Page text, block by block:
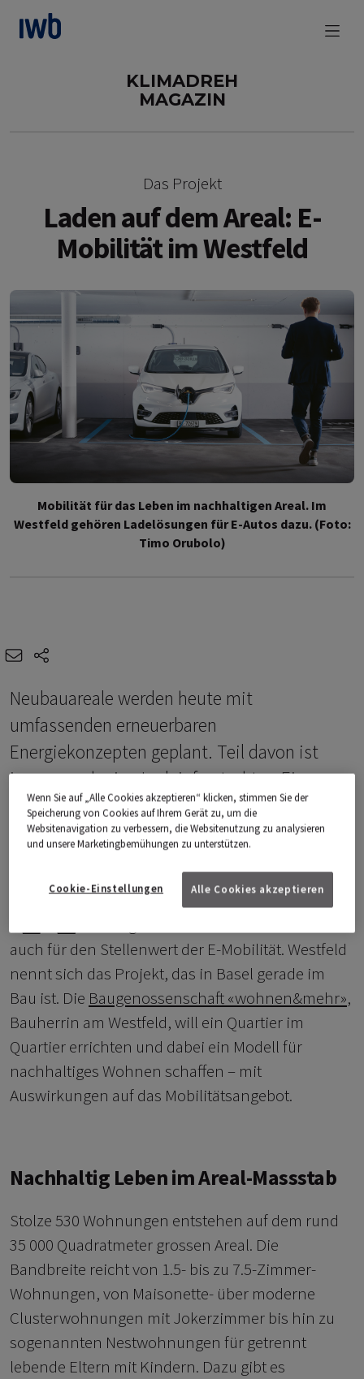
zum Main Content
KLIMADREH
MAGAZIN
Das Projekt
Laden auf dem Areal: E-
Mobilität im Westfeld
Mobilität für das Leben im nachhaltigen Areal. Im
Westfeld gehören Ladelösungen für E-Autos dazu. (Foto:
Timo Orubolo)
e-mail
Neubauareale werden heute mit
umfassenden erneuerbaren
Energiekonzepten geplant. Teil davon ist
immer auch eine Ladeinfrastruktur. Ein
Modell für die Zukunft?
W
as auf dem Areal des ehemaligen
Felix Platter-Spitals entsteht, könnte
auch für den Stellenwert der E-Mobilität. Westfeld
nennt sich das Projekt, das in Basel gerade im
Bau ist. Die Baugenossenschaft «wohnen&mehr»,
Bauherrin am Westfeld, will ein Quartier im
Quartier errichten und dabei ein Modell für
nachhaltiges Wohnen schaffen – mit
Auswirkungen auf das Mobilitätsangebot.
Nachhaltig Leben im Areal-Massstab
Stolze 530 Wohnungen entstehen auf dem rund
35 000 Quadratmeter grossen Areal. Die
Bandbreite reicht von 1.5- bis zu 7.5-Zimmer-
Wohnungen, von Maisonette- über moderne
Clusterwohnungen mit Jokerzimmer bis hin zu
sogenannten Nestwohnungen für getrennt
lebende Eltern mit Kindern. Dazu gibt es
Wenn Sie auf „Alle Cookies akzeptieren“ klicken, stimmen Sie der
Speicherung von Cookies auf Ihrem Gerät zu, um die
Websitenavigation zu verbessern, die Websitenutzung zu analysieren
und unsere Marketingbemühungen zu unterstützen.
Alle Cookies akzeptieren
Cookie-Einstellungen